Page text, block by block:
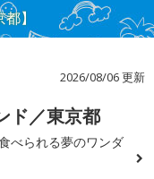
】
2026/08/06 更新
ド／東京都
べられる夢のワンダ